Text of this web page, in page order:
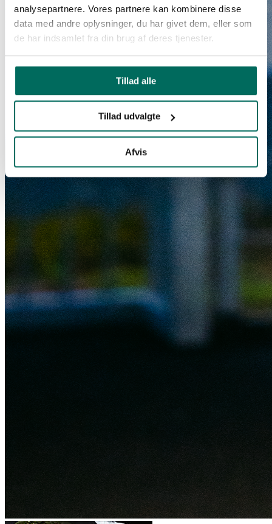
analysepartnere. Vores partnere kan kombinere disse
data med andre oplysninger, du har givet dem, eller som
de har indsamlet fra din brug af deres tjenester.
Tillad alle
Tillad udvalgte
Afvis